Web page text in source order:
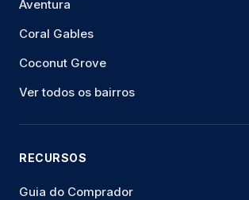
Aventura
Coral Gables
Coconut Grove
Ver todos os bairros
RECURSOS
Guia do Comprador